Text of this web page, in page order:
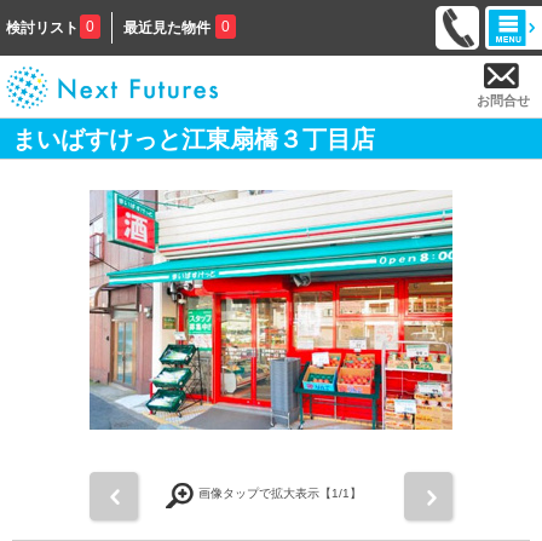
検討リスト 0 最近見た物件 0
お問合せ
まいばすけっと江東扇橋３丁目店
画像タップで拡大表示【1/1】